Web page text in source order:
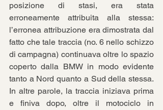
posizione di stasi, era stata
erroneamente attribuita alla stessa:
l’erronea attribuzione era dimostrata dal
fatto che tale traccia (no. 6 nello schizzo
di campagna) continuava oltre lo spazio
coperto dalla BMW in modo evidente
tanto a Nord quanto a Sud della stessa.
In altre parole, la traccia iniziava prima
e finiva dopo, oltre il motociclo in